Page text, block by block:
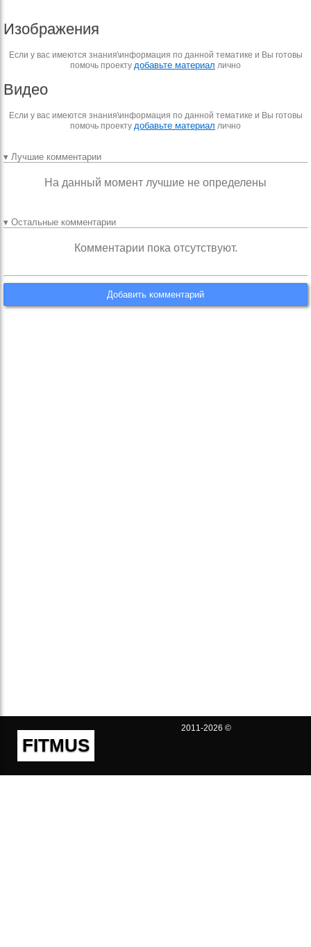
Изображения
Если у вас имеются знания\информация по данной тематике и Вы готовы
помочь проекту добавьте материал лично
Видео
Если у вас имеются знания\информация по данной тематике и Вы готовы
помочь проекту добавьте материал лично
▾ Лучшие комментарии
На данный момент лучшие не определены
▾ Остальные комментарии
Комментарии пока отсутствуют.
Добавить комментарий
FITMUS
2011-2026 ©